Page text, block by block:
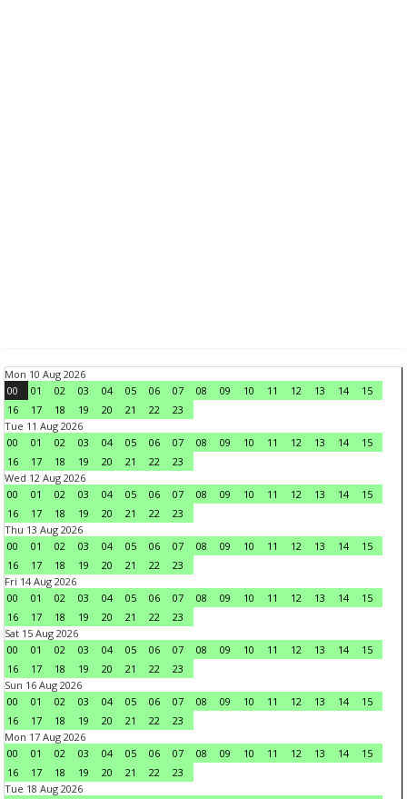
Mon 10 Aug 2026
00
01 02 03 04 05 06 07 08 09 10 11 12 13 14
15
16
17 18 19 20 21 22
23
Tue 11 Aug 2026
00
01 02 03 04 05 06 07 08 09 10 11 12 13 14
15
16
17 18 19 20 21 22
23
Wed 12 Aug 2026
00
01 02 03 04 05 06 07 08 09 10 11 12 13 14
15
16
17 18 19 20 21 22
23
Thu 13 Aug 2026
00
01 02 03 04 05 06 07 08 09 10 11 12 13 14
15
16
17 18 19 20 21 22
23
Fri 14 Aug 2026
00
01 02 03 04 05 06 07 08 09 10 11 12 13 14
15
16
17 18 19 20 21 22
23
Sat 15 Aug 2026
00
01 02 03 04 05 06 07 08 09 10 11 12 13 14
15
16
17 18 19 20 21 22
23
Sun 16 Aug 2026
00
01 02 03 04 05 06 07 08 09 10 11 12 13 14
15
16
17 18 19 20 21 22
23
Mon 17 Aug 2026
00
01 02 03 04 05 06 07 08 09 10 11 12 13 14
15
16
17 18 19 20 21 22
23
Tue 18 Aug 2026